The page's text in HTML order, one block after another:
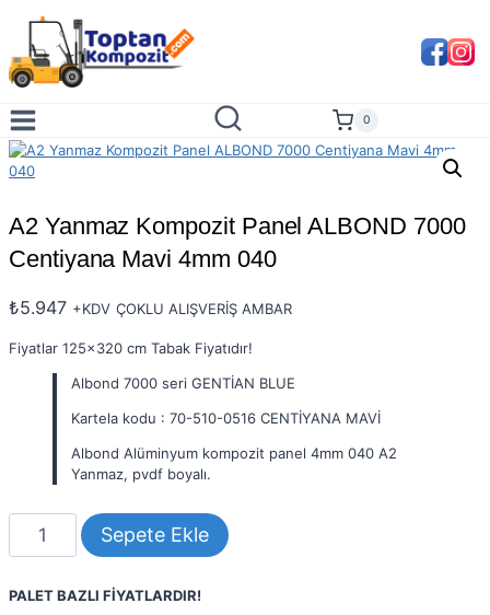
content
0
A2 Yanmaz Kompozit Panel ALBOND 7000
Centiyana Mavi 4mm 040
₺5.947 +KDV ÇOKLU ALIŞVERİŞ AMBAR
Fiyatlar 125×320 cm Tabak Fiyatıdır!
Albond 7000 seri GENTİAN BLUE
Kartela kodu : 70-510-0516 CENTİYANA MAVİ
Albond Alüminyum kompozit panel 4mm 040 A2
Yanmaz, pvdf boyalı.
Yanmaz
ALBOND
Sepete Ekle
PALET BAZLI FİYATLARDIR!